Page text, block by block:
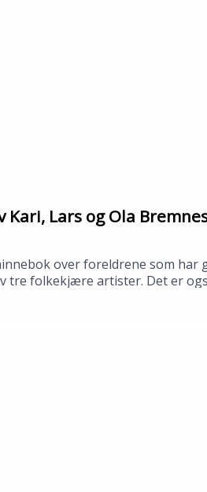
Lars og Ola
over foreldrene som
folkekjære artister. Det er
i april 2026.Medvirkende: